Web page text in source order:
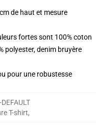
de haut et mesure
fortes sont 100% coton
polyester, denim bruyère
pour une robustesse
T-shirt,